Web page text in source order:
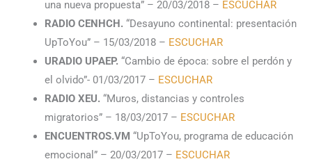
una nueva propuesta” – 20/03/2018 – ESCUCHAR
RADIO CENHCH. “Desayuno continental: presentación
UpToYou” – 15/03/2018 – ESCUCHAR
URADIO UPAEP. “Cambio de época: sobre el perdón y
el olvido”- 01/03/2017 – ESCUCHAR
RADIO XEU. “Muros, distancias y controles
migratorios” – 18/03/2017 – ESCUCHAR
ENCUENTROS.VM “UpToYou, programa de educación
emocional” – 20/03/2017 – ESCUCHAR